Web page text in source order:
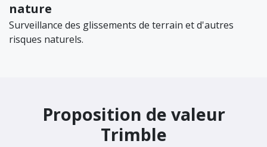
nature
Surveillance des glissements de terrain et d'autres
risques naturels.
Proposition de valeur
Trimble